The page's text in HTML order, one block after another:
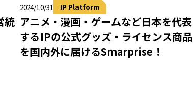
統
2024/10/31 IP Platform
アニメ・漫画・ゲームなど日本を代表
するIPの公式グッズ・ライセンス商品
を国内外に届けるSmarprise！